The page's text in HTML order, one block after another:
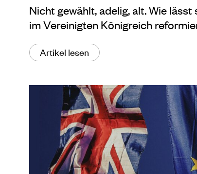
Nicht gewählt, adelig, alt. Wie
im Vereinigten Königreich
Artikel lesen